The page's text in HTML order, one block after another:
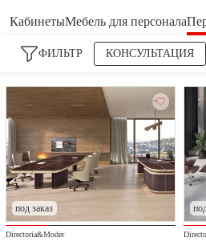
КабинетыМебель для персонала
ФИЛЬТР КОНСУЛЬТАЦИЯ
под заказ
Directoria&Moder